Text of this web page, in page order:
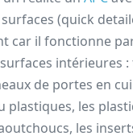
(quick
car il fonctionne
intérieures :
de portes en
plastiques, les
les